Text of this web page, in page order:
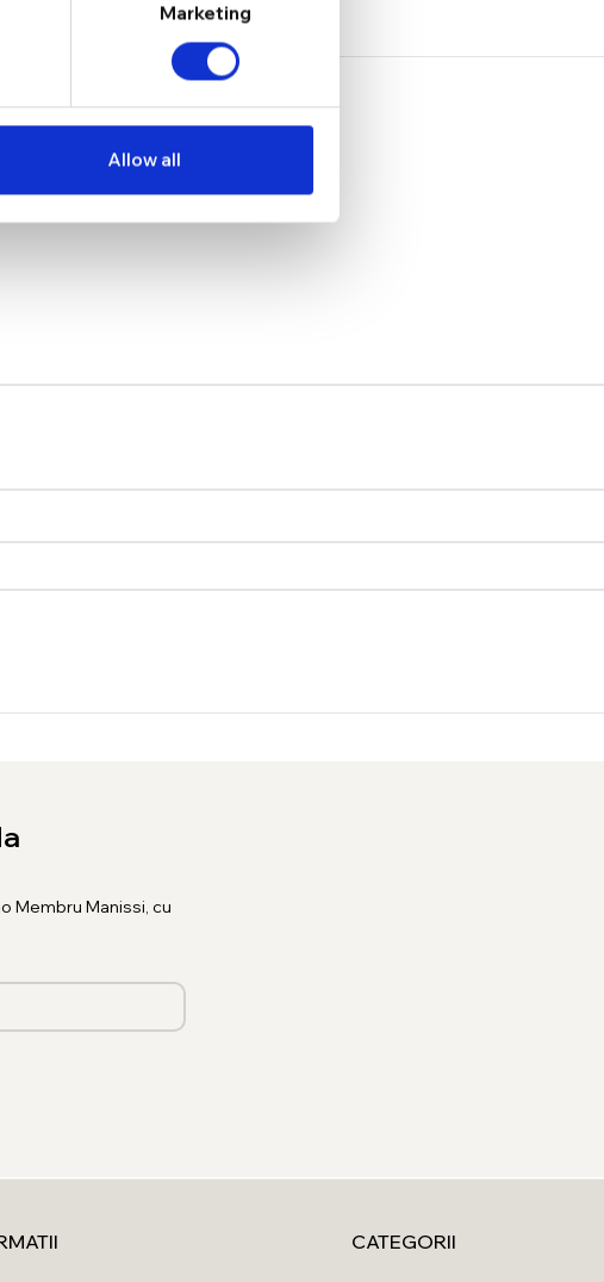
Marketing
Allow all
Membru Manissi, cu
CATEGORII